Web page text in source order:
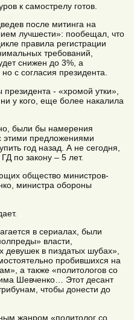
к самострелу готов.
после митинга на
лучшести»: пообещал, что
правила регистрации
требований,
снижен до 3%, а
с согласия президента.
- «хромой утки»,
у кого, еще более накалила
были бы намерения
этими предложениями
год назад. А не сегодня,
по закону – 5 лет.
общество министров-
министра обороны
в сериалах, были
власти,
девушек в пиздатых шубах»,
пробившихся на
а также «политологов со
Шевченко… Этот десант
чтобы донести до
жанром «политолог со